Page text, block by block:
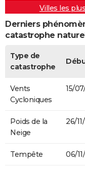
Villes les
Derniers
catastrophe
Type de
catastrophe
Vents
Cycloniques
15/
Poids de la
Neige
26/
Tempête 06/